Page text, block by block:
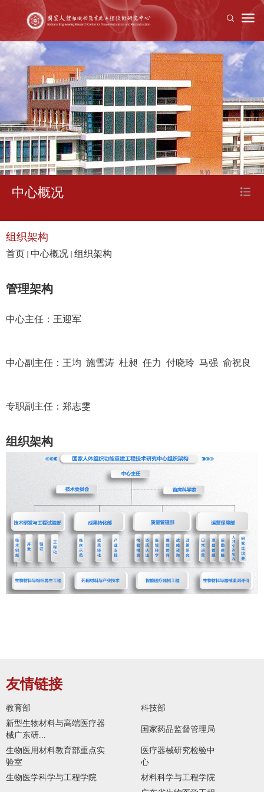
中心概况
组织架构
首页 中心概况 组织架构
管理架构
中心主任：王迎军
中心副主任：王均 施雪涛 杜昶 任力 付晓玲 马强 俞祝良
专职副主任：郑志雯
组织架构
友情链接
教育部
科技部
新型生物材料与高端医疗器
械广东研...
国家药品监督管理局
生物医用材料教育部重点实
验室
医疗器械研究检验中
心
生物医学科学与工程学院
材料科学与工程学院